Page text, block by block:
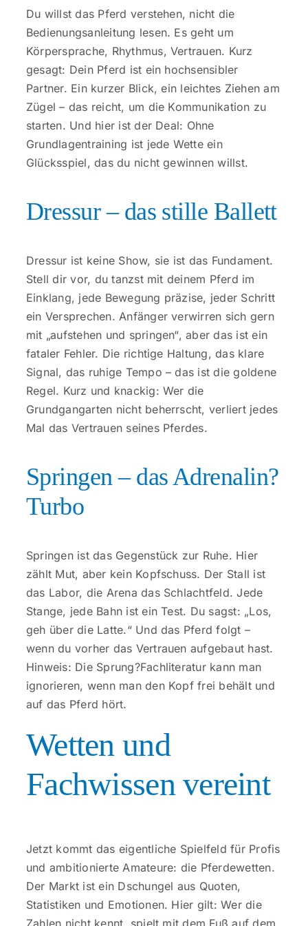
Kontakt
Du willst das Pferd verstehen, nicht die
Bedienungsanleitung lesen. Es geht um
Körpersprache, Rhythmus, Vertrauen. Kurz
gesagt: Dein Pferd ist ein hochsensibler
Partner. Ein kurzer Blick, ein leichtes Ziehen am
Zügel – das reicht, um die Kommunikation zu
starten. Und hier ist der Deal: Ohne
Grundlagentraining ist jede Wette ein
Glücksspiel, das du nicht gewinnen willst.
Dressur – das stille Ballett
Dressur ist keine Show, sie ist das Fundament.
Stell dir vor, du tanzst mit deinem Pferd im
Einklang, jede Bewegung präzise, jeder Schritt
ein Versprechen. Anfänger verwirren sich gern
mit „aufstehen und springen“, aber das ist ein
fataler Fehler. Die richtige Haltung, das klare
Signal, das ruhige Tempo – das ist die goldene
Regel. Kurz und knackig: Wer die
Grundgangarten nicht beherrscht, verliert jedes
Mal das Vertrauen seines Pferdes.
Springen – das Adrenalin?
Turbo
Springen ist das Gegenstück zur Ruhe. Hier
zählt Mut, aber kein Kopfschuss. Der Stall ist
das Labor, die Arena das Schlachtfeld. Jede
Stange, jede Bahn ist ein Test. Du sagst: „Los,
geh über die Latte.“ Und das Pferd folgt –
wenn du vorher das Vertrauen aufgebaut hast.
Hinweis: Die Sprung?Fachliteratur kann man
ignorieren, wenn man den Kopf frei behält und
auf das Pferd hört.
Wetten und
Fachwissen vereint
Jetzt kommt das eigentliche Spielfeld für Profis
und ambitionierte Amateure: die Pferdewetten.
Der Markt ist ein Dschungel aus Quoten,
Statistiken und Emotionen. Hier gilt: Wer die
Zahlen nicht kennt, spielt mit dem Fuß auf dem